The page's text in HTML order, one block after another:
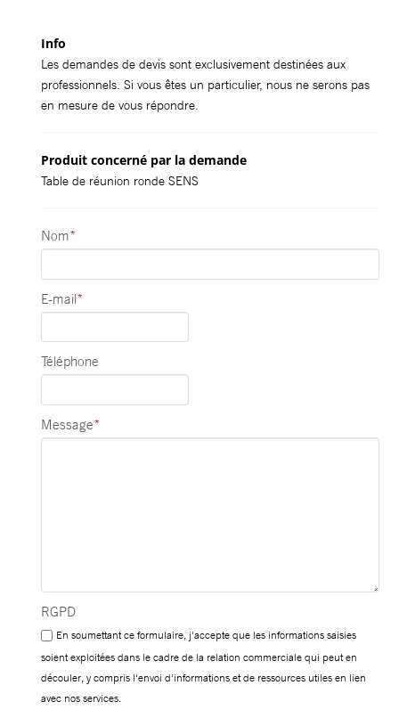
Info
Les demandes de devis sont exclusivement destinées aux
professionnels. Si vous êtes un particulier, nous ne serons pas
en mesure de vous répondre.
Produit concerné par la demande
Table de réunion ronde SENS
Nom*
E-mail*
Téléphone
Message*
RGPD
En soumettant ce formulaire, j'accepte que les informations saisies
soient exploitées dans le cadre de la relation commerciale qui peut en
découler, y compris l'envoi d'informations et de ressources utiles en lien
avec nos services.